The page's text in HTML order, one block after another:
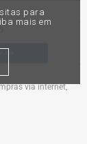
para
mais em
via internet,